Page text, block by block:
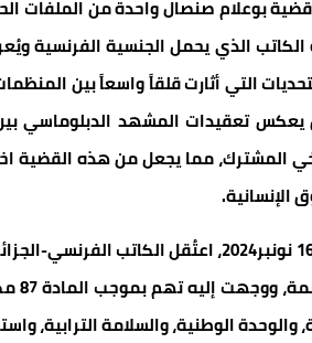
بوعلام صنصال واحدة من الملفات
الكاتب الذي يحمل الجنسية الفرنسية
التي أثارت قلقاً واسعاً بين
تعقيدات المشهد الدبلوماسي بين
المشترك، مما يجعل من هذه القضية
الإنسانية.
والوحدة الوطنية، والسلامة الترابية،